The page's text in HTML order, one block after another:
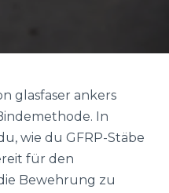
glasfaser ankers
In
wie du GFRP-Stäbe
für den
Bewehrung zu